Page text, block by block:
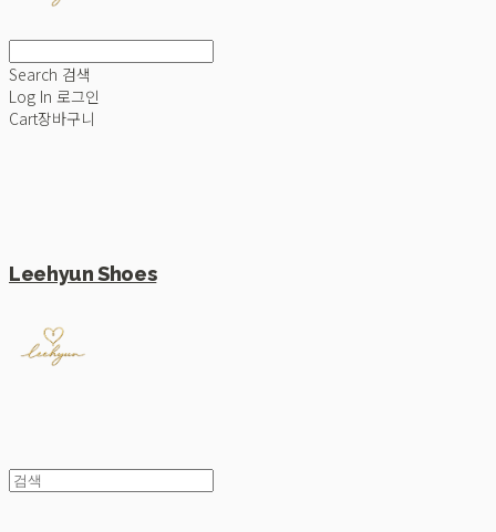
Search 검색
Log In 로그인
Cart장바구니
Leehyun Shoes